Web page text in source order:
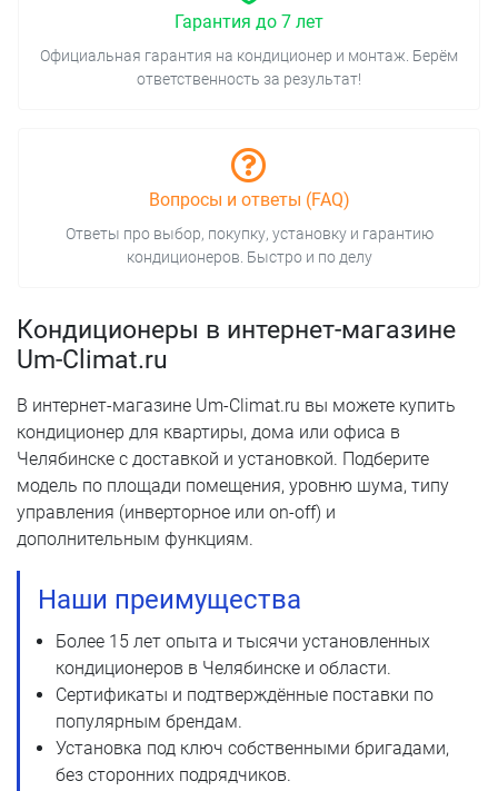
Гарантия до 7 лет
Официальная гарантия на кондиционер и монтаж. Берём
ответственность за результат!
Вопросы и ответы (FAQ)
Ответы про выбор, покупку, установку и гарантию
кондиционеров. Быстро и по делу
Кондиционеры в интернет-магазине
Um-Climat.ru
В интернет-магазине Um-Climat.ru вы можете купить
кондиционер для квартиры, дома или офиса в
Челябинске с доставкой и установкой. Подберите
модель по площади помещения, уровню шума, типу
управления (инверторное или on-off) и
дополнительным функциям.
Наши преимущества
Более 15 лет опыта и тысячи установленных
кондиционеров в Челябинске и области.
Сертификаты и подтверждённые поставки по
популярным брендам.
Установка под ключ собственными бригадами,
без сторонних подрядчиков.